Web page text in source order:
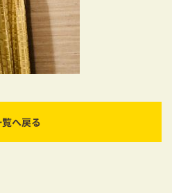
ーションをお考えの方
らお探しの方へ
いてのご相談
ールーム
知らせ
へ戻る